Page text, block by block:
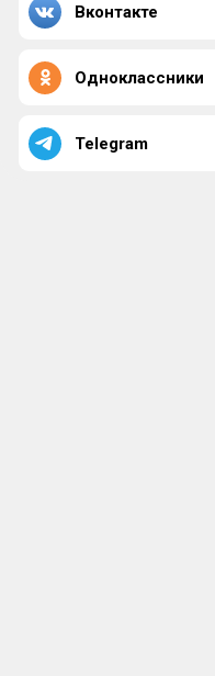
Вконтакте
Одноклассники
Telegram